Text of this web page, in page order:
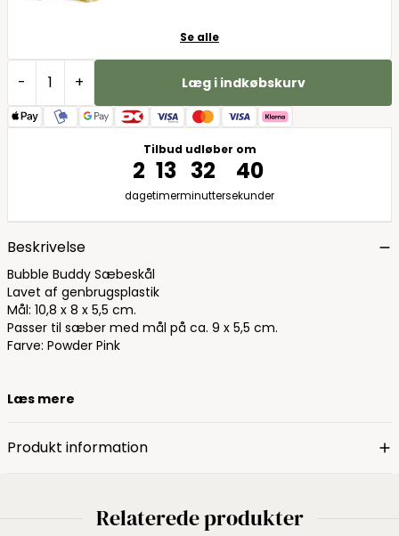
Se alle
- + Læg i indkøbskurv
Tilbud udløber om
2
dage
13
timer
32
minutter
39
sekunder
Beskrivelse
Bubble Buddy Sæbeskål
Lavet af genbrugsplastik
Mål: 10,8 x 8 x 5,5 cm.
Passer til sæber med mål på ca. 9 x 5,5 cm.
Farve: Powder Pink
Læs mere
Produkt information
Relaterede produkter